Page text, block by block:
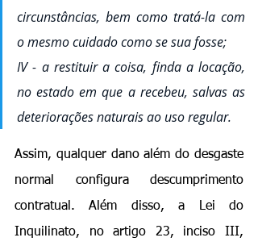
circunstâncias, bem como tratá-la com
o mesmo cuidado como se sua fosse;
IV - a restituir a coisa, finda a locação,
no estado em que a recebeu, salvas as
deteriorações naturais ao uso regular.
Assim, qualquer dano além do desgaste
normal configura descumprimento
contratual. Além disso, a Lei do
Inquilinato, no artigo 23, inciso III,